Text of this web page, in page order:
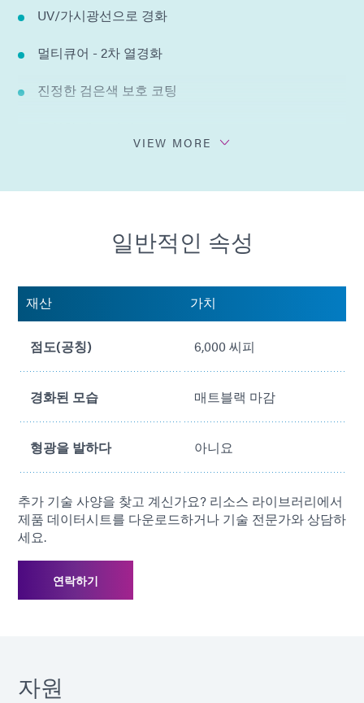
UV/가시광선으로 경화
멀티큐어 - 2차 열경화
진정한 검은색 보호 코팅
1부 제형 - 혼합 불필요
최대 0.004인치의 단일 패스 코팅에 최적화됨
용매를 첨가하지 않음
VIEW MORE
일반적인 속성
재산 가치
점도(공칭) 6,000 씨피
경화된 모습 매트블랙 마감
형광을 발하다 아니요
추가 기술 사양을 찾고 계신가요? 리소스 라이브러리에서
제품 데이터시트를 다운로드하거나 기술 전문가와 상담하
세요.
연락하기
자원